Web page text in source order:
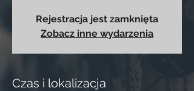
Rejestracja jest zamknięta
Zobacz inne wydarzenia
Czas i lokalizacja